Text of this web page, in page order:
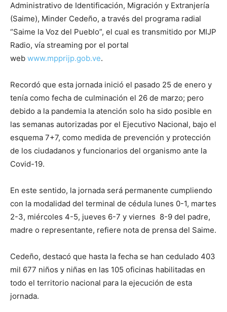
Administrativo de Identificación, Migración y Extranjería
(Saime), Minder Cedeño, a través del programa radial
“Saime la Voz del Pueblo”, el cual es transmitido por MIJP
Radio, vía streaming por el portal
web www.mpprijp.gob.ve.
Recordó que esta jornada inició el pasado 25 de enero y
tenía como fecha de culminación el 26 de marzo; pero
debido a la pandemia la atención solo ha sido posible en
las semanas autorizadas por el Ejecutivo Nacional, bajo el
esquema 7+7, como medida de prevención y protección
de los ciudadanos y funcionarios del organismo ante la
Covid-19.
En este sentido, la jornada será permanente cumpliendo
con la modalidad del terminal de cédula lunes 0-1, martes
2-3, miércoles 4-5, jueves 6-7 y viernes 8-9 del padre,
madre o representante, refiere nota de prensa del Saime.
Cedeño, destacó que hasta la fecha se han cedulado 403
mil 677 niños y niñas en las 105 oficinas habilitadas en
todo el territorio nacional para la ejecución de esta
jornada.